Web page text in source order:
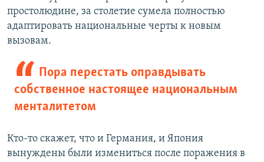
простолюдине, за столетие сумела полностью
адаптировать национальные черты к новым
вызовам.
Пора перестать оправдывать
собственное настоящее национальным
менталитетом
Кто-то скажет, что и Германия, и Япония
вынуждены были измениться после поражения в